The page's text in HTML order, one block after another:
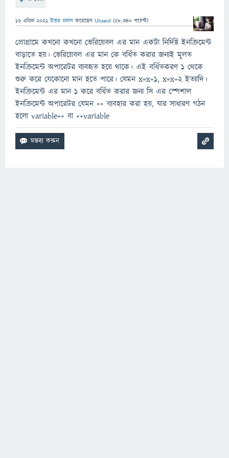
16 এপ্রিল 2021 উত্তর প্রদান করেছেন Ubaeid (28,340 পয়েন্ট)
প্রোগ্রামে কখনো কখনো ভেরিয়েবল এর মান একটা নির্দিষ্ট ইনক্রিমেন্ট
বাড়াতে হয়। ভেরিয়েবল এর মান কে বর্ধিত করার জন্যই মূলত
ইনক্রিমেন্ট অপারেটর ব্যবহৃত হয়ে থাকে। এই বর্ধিতকরণ 1 থেকে
শুরু করে যেকোনো মান হতে পারে। যেমন x=x+1, x=x+2 ইত্যাদি।
ইনক্রিমেন্ট এর মান 1 করে বর্ধিত করার জন্য সি এর স্পেশাল
ইনক্রিমেন্ট অপারেটর যেমন ++ ব্যবহার করা হয়, যার সাধারণ গঠন
হলো variable++ বা ++variable